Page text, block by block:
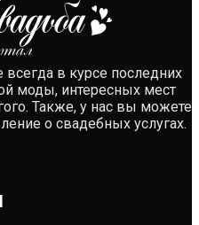
в курсе последних
моды, интересных мест
Также, у нас вы можете
о свадебных услугах.